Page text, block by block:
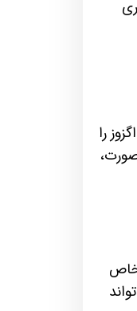
را
شرایط خاص